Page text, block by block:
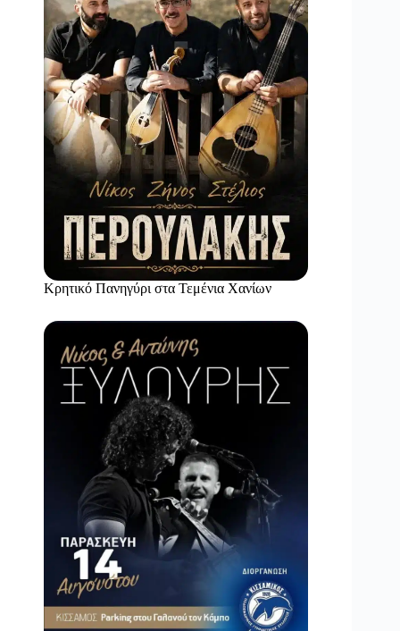
Κρητικό Πανηγύρι στα Τεμένια Χανίων